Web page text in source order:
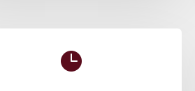
